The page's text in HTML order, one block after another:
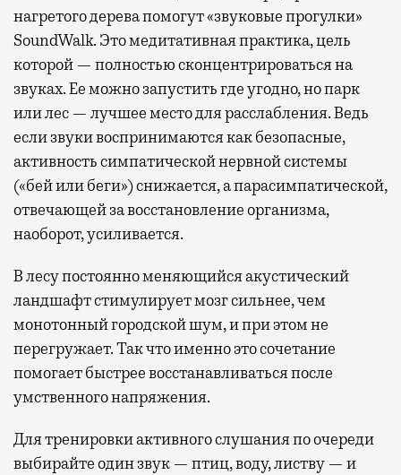
нагретого дерева помогут «звуковые прогулки»
SoundWalk. Это медитативная практика, цель
которой — полностью сконцентрироваться на
звуках. Ее можно запустить где угодно, но парк
или лес — лучшее место для расслабления. Ведь
если звуки воспринимаются как безопасные,
активность симпатической нервной системы
(«бей или беги») снижается, а парасимпатической,
отвечающей за восстановление организма,
наоборот, усиливается.
В лесу постоянно меняющийся акустический
ландшафт стимулирует мозг сильнее, чем
монотонный городской шум, и при этом не
перегружает. Так что именно это сочетание
помогает быстрее восстанавливаться после
умственного напряжения.
Для тренировки активного слушания по очереди
выбирайте один звук — птиц, воду, листву — и